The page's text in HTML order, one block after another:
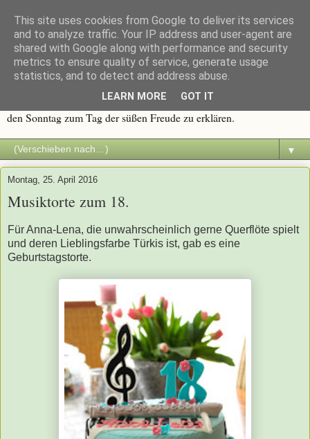
Immer wieder Sonntags
Traditionen werden groß geschrieben, und eine davon ist die
was süß ist, macht Spaß. Deshalb dachte ich mir, es wäre an der Zeit
den Sonntag zum Tag der süßen Freude zu erklären.
▼
Montag, 25. April 2016
Musiktorte zum 18.
Für Anna-Lena, die unwahrscheinlich gerne Querflöte spielt
und deren Lieblingsfarbe Türkis ist, gab es eine
Geburtstagstorte.
This site uses cookies from Google to deliver its services
and to analyze traffic. Your IP address and user-agent are
shared with Google along with performance and security
metrics to ensure quality of service, generate usage
statistics, and to detect and address abuse.
LEARN MORE GOT IT